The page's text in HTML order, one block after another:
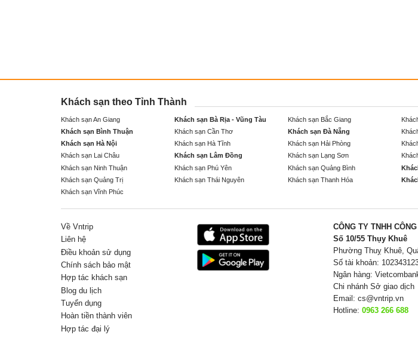
Khách sạn theo Tỉnh Thành
Khách sạn An Giang Khách sạn Bà Rịa - Vũng Tàu Khách sạn Bắc Giang
Khách sạn Bình Thuận
Khách sạn Cần Thơ Khách sạn Đà Nẵng
Khách sạn Hà Nội
Khách sạn Hà Tĩnh Khách sạn Hải Phòng
Khách sạn Lai Châu
Khách sạn Lâm Đồng Khách sạn Lạng Sơn
Khách sạn Ninh Thuận
Khách sạn Phú Yên Khách sạn Quảng Bình
Khách sạn Quảng Trị
Khách sạn Thái Nguyên Khách sạn Thanh Hóa
Khách sạn Vĩnh Phúc
Về Vntrip
Liên hệ
Điều khoản sử dụng
Chính sách bảo mật
Hợp tác khách sạn
Blog du lịch
Tuyển dụng
Hoàn tiền thành viên
Hợp tác đại lý
CÔNG TY TNHH
Số 10/55 Thụy Khuê
Phường Thuỵ Khuê,
Số tài khoản:
Ngân hàng:
Chi nhánh Sở giao dịch
Email: cs@vntrip.vn
Hotline: 0963 266 688